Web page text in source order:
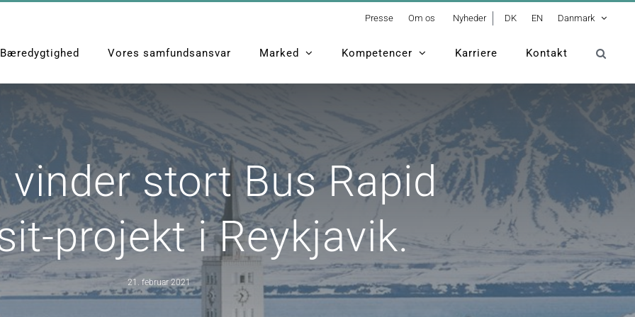
Presse Om os Nyheder DK EN Danmark
Bæredygtighed Vores samfundsansvar Marked Kompetencer Karriere Kontakt
Hjem News Artelia vinder stort Bus Rapid Transit-projekt i Reykjavik.
vinder stort Bus Rapid
projekt i Reykjavik.
21. februar 2021